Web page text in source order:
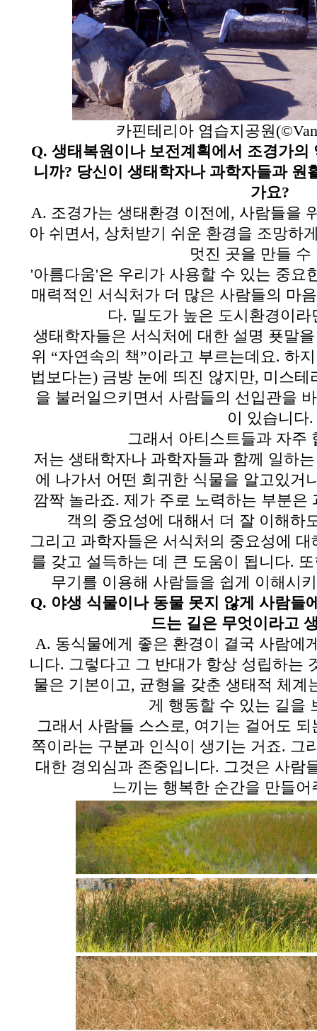
카핀테리아 염습지공원(
Q. 생태복원이나 보전계획에서 조경가의
니까? 당신이 생태학자나 과학자들과 원
가요?
A. 조경가는 생태환경 이전에 , 사람들을
아 쉬면서 , 상처받기 쉬운 환경을 조망하
멋진 곳을 만들 수
'아름다움'은 우리가 사용할 수 있는 중요
매력적인 서식처가 더 많은 사람들의 마
다. 밀도가 높은 도시환경이
생태학자들은 서식처에 대한 설명 푯말
위 “자연속의 책”이라고 부르는데요. 하
법보다는) 금방 눈에 띄진 않지만, 미스테
을 불러일으키면서 사람들의 선입관을
이 있습니다.
그래서 아티스트들과 자주
저는 생태학자나 과학자들과 함께 일하
에 나가서 어떤 희귀한 식물을 알고있거
깜짝 놀라죠. 제가 주로 노력하는 부분은
객의 중요성에 대해서 더 잘 이해하
그리고 과학자들은 서식처의 중요성에
를 갖고 설득하는 데 큰 도움이 됩니다.
무기를 이용해 사람들을 쉽게 이해시
Q. 야생 식물이나 동물 못지 않게 사람들
드는 길은 무엇이라고
A. 동식물에게 좋은 환경이 결국 사람에
니다. 그렇다고 그 반대가 항상 성립하는
물은 기본이고, 균형을 갖춘 생태적 체계
게 행동할 수 있는 길을
그래서 사람들 스스로, 여기는 걸어도 되
쪽이라는 구분과 인식이 생기는 거죠. 그
대한 경외심과 존중입니다. 그것은 사람
느끼는 행복한 순간을 만들어